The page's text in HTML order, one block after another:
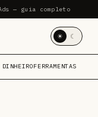
Ads — guia completo
☀ ☾
DINHEIROFERRAMENTAS